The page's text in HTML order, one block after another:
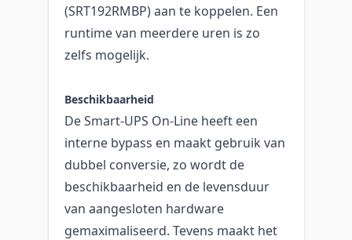
(SRT192RMBP) aan te koppelen. Een
runtime van meerdere uren is zo
zelfs mogelijk.
Beschikbaarheid
De Smart-UPS On-Line heeft een
interne bypass en maakt gebruik van
dubbel conversie, zo wordt de
beschikbaarheid en de levensduur
van aangesloten hardware
gemaximaliseerd. Tevens maakt het